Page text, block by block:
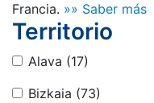
Francia. »» Saber más
Territorio
Alava (17)
Bizkaia (73)